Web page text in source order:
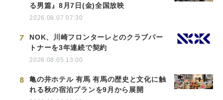
る男篇』8月7日(金)全国放映
2026.08.07 07:30
7
NOK、川崎フロンターレとのクラブパー
トナーを3年連続で契約
2026.08.05 13:00
8
亀の井ホテル 有馬 有馬の歴史と文化に触
れる秋の宿泊プランを9月から展開